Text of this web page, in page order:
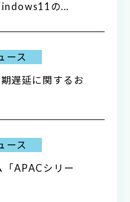
の...
ース
遅延に関するお
ース
APACシリー